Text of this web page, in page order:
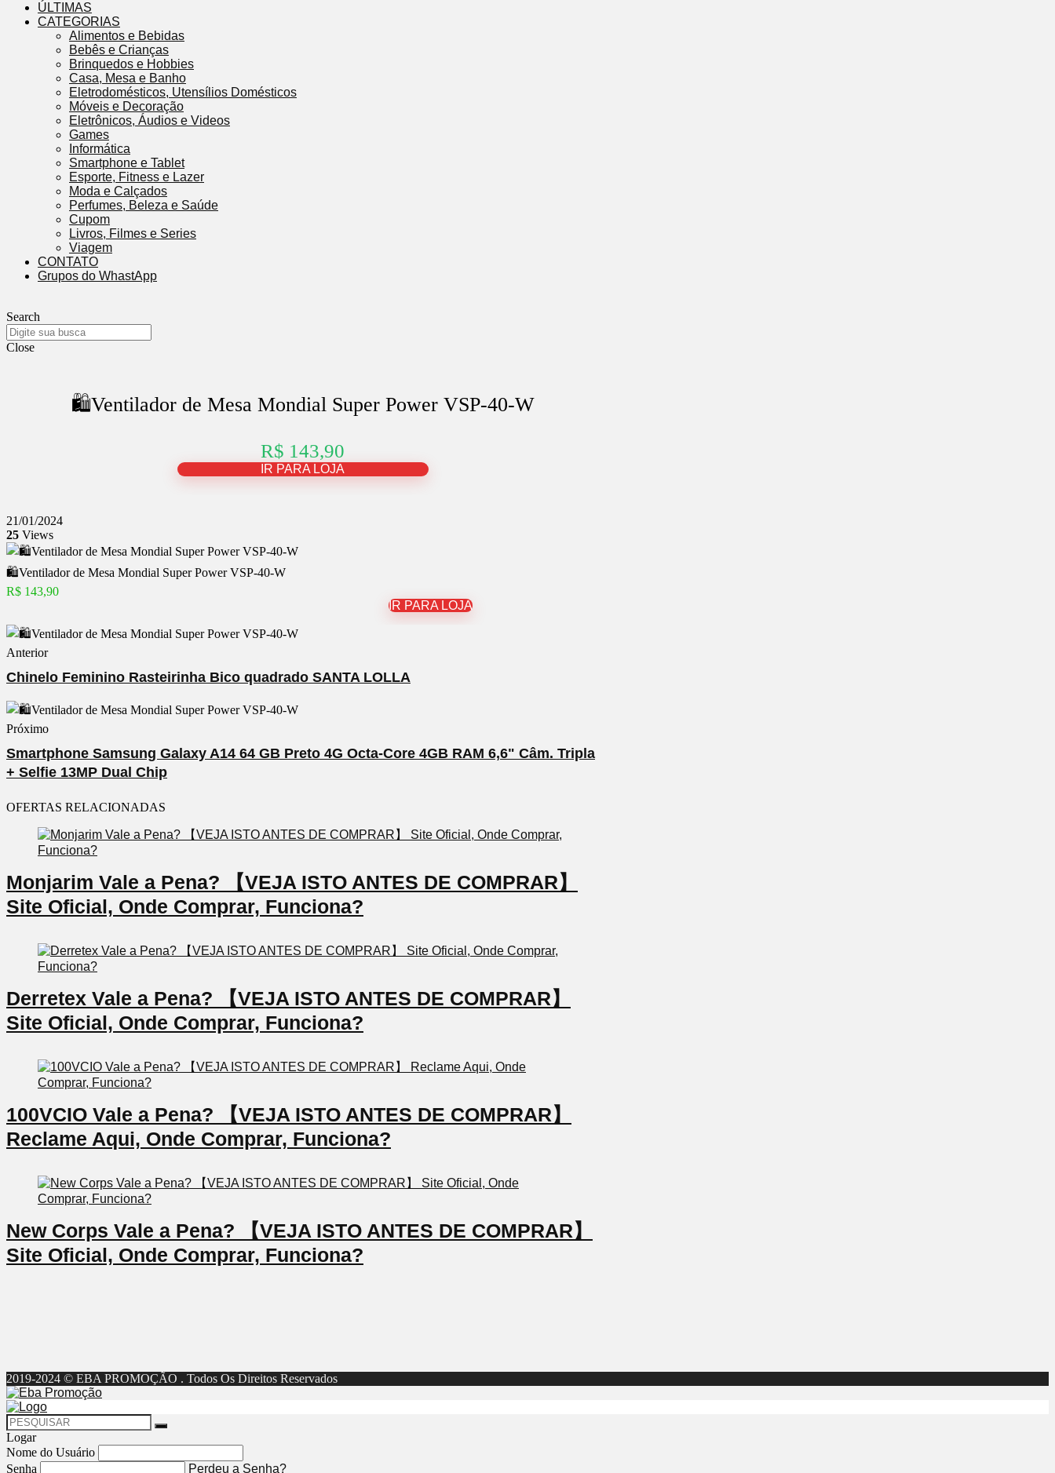
ÚLTIMAS
CATEGORIAS
Alimentos e Bebidas
Bebês e Crianças
Brinquedos e Hobbies
Casa, Mesa e Banho
Eletrodomésticos, Utensílios Domésticos
Móveis e Decoração
Eletrônicos, Áudios e Videos
Games
Informática
Smartphone e Tablet
Esporte, Fitness e Lazer
Moda e Calçados
Perfumes, Beleza e Saúde
Cupom
Livros, Filmes e Series
Viagem
CONTATO
Grupos do WhastApp
Search
Close
🛍️Ventilador de Mesa Mondial Super Power VSP-40-W
R$ 143,90
IR PARA LOJA
21/01/2024
25 Views
🛍️Ventilador de Mesa Mondial Super Power VSP-40-W
R$ 143,90
IR PARA LOJA
Anterior
Chinelo Feminino Rasteirinha Bico quadrado SANTA LOLLA
Próximo
Smartphone Samsung Galaxy A14 64 GB Preto 4G Octa-Core 4GB RAM 6,6" Câm. Tripla
+ Selfie 13MP Dual Chip
OFERTAS RELACIONADAS
Monjarim Vale a Pena? 【VEJA ISTO ANTES DE COMPRAR】
Site Oficial, Onde Comprar, Funciona?
Derretex Vale a Pena? 【VEJA ISTO ANTES DE COMPRAR】
Site Oficial, Onde Comprar, Funciona?
100VCIO Vale a Pena? 【VEJA ISTO ANTES DE COMPRAR】
Reclame Aqui, Onde Comprar, Funciona?
New Corps Vale a Pena? 【VEJA ISTO ANTES DE COMPRAR】
Site Oficial, Onde Comprar, Funciona?
2019-2024 © EBA PROMOÇÃO . Todos Os Direitos Reservados
Logar
Nome do Usuário
Senha
Perdeu a Senha?